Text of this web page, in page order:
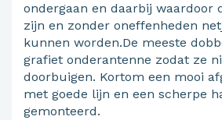
ondergaan en daarbij waardoor
zijn en zonder oneffenheden
kunnen worden.De meeste
grafiet onderantenne zodat ze
doorbuigen. Kortom een mooi
met goede lijn en een scherpe
gemonteerd.